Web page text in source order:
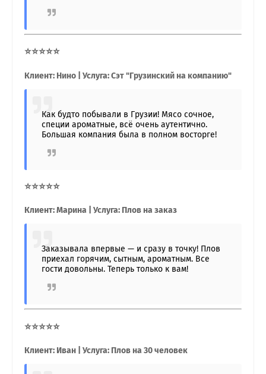
⭐⭐⭐⭐⭐
Клиент: Нино | Услуга: Сэт "Грузинский на компанию"
Как будто побывали в Грузии! Мясо сочное,
специи ароматные, всё очень аутентично.
Большая компания была в полном восторге!
⭐⭐⭐⭐⭐
Клиент: Марина | Услуга: Плов на заказ
Заказывала впервые — и сразу в точку! Плов
приехал горячим, сытным, ароматным. Все
гости довольны. Теперь только к вам!
⭐⭐⭐⭐⭐
Клиент: Иван | Услуга: Плов на 30 человек